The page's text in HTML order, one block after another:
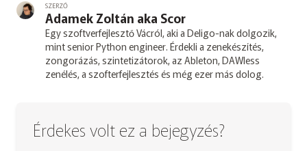
SZERZŐ
Adamek Zoltán aka Scor
Egy szoftverfejlesztő Vácról, aki a Deligo-nak dolgozik,
mint senior Python engineer. Érdekli a zenekészítés,
zongorázás, szintetizátorok, az Ableton, DAWless
zenélés, a szofterfejlesztés és még ezer más dolog.
Érdekes volt ez a bejegyzés?